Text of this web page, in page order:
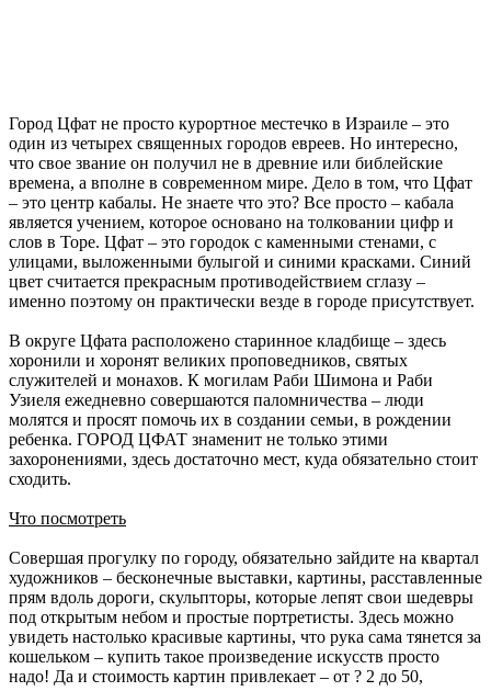
Город Цфат не просто курортное местечко в Израиле – это
один из четырех священных городов евреев. Но интересно,
что свое звание он получил не в древние или библейские
времена, а вполне в современном мире. Дело в том, что Цфат
– это центр кабалы. Не знаете что это? Все просто – кабала
является учением, которое основано на толковании цифр и
слов в Торе. Цфат – это городок с каменными стенами, с
улицами, выложенными булыгой и синими красками. Синий
цвет считается прекрасным противодействием сглазу –
именно поэтому он практически везде в городе присутствует.
В округе Цфата расположено старинное кладбище – здесь
хоронили и хоронят великих проповедников, святых
служителей и монахов. К могилам Раби Шимона и Раби
Узиеля ежедневно совершаются паломничества – люди
молятся и просят помочь их в создании семьи, в рождении
ребенка. ГОРОД ЦФАТ знаменит не только этими
захоронениями, здесь достаточно мест, куда обязательно стоит
сходить.
Что посмотреть
Совершая прогулку по городу, обязательно зайдите на квартал
художников – бесконечные выставки, картины, расставленные
прям вдоль дороги, скульпторы, которые лепят свои шедевры
под открытым небом и простые портретисты. Здесь можно
увидеть настолько красивые картины, что рука сама тянется за
кошельком – купить такое произведение искусств просто
надо! Да и стоимость картин привлекает – от ? 2 до 50,